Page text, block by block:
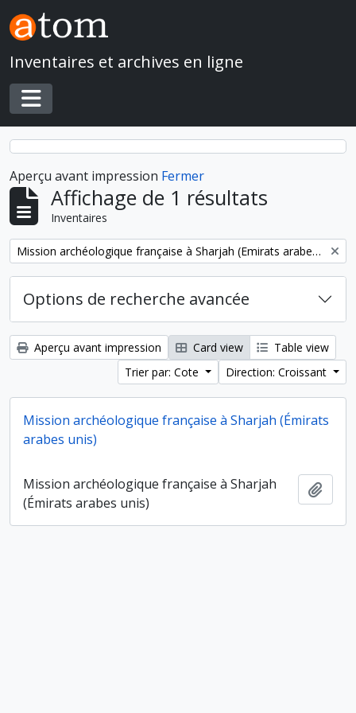
Skip to main content
Inventaires et archives en ligne
Toggle navigation
Aperçu avant impression Fermer
Affichage de 1 résultats
Inventaires
Remove filter: Mission archéologique française à Sharjah (Emirats arabes unis)
Options de recherche avancée
Aperçu avant impression Card view
Table view
Trier par: Cote
Direction: Croissant
Mission archéologique française à Sharjah (Émirats
arabes unis)
Mission archéologique française à Sharjah
(Émirats arabes unis)